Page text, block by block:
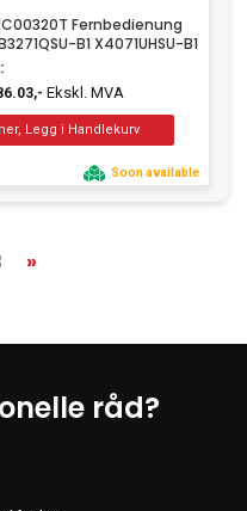
Fernbedienung
B1 X4071UHSU-B1
Ekskl. MVA
Soon available
»
råd?